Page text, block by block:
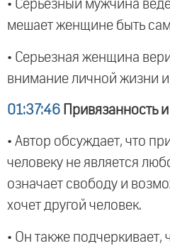
• Серьезный мужчина
мешает женщине быть
• Серьезная женщина
внимание личной жизни и
01:37:46 Привязанность
• Автор обсуждает, что
человеку не является
означает свободу и
хочет другой человек.
• Он также подчеркивает,